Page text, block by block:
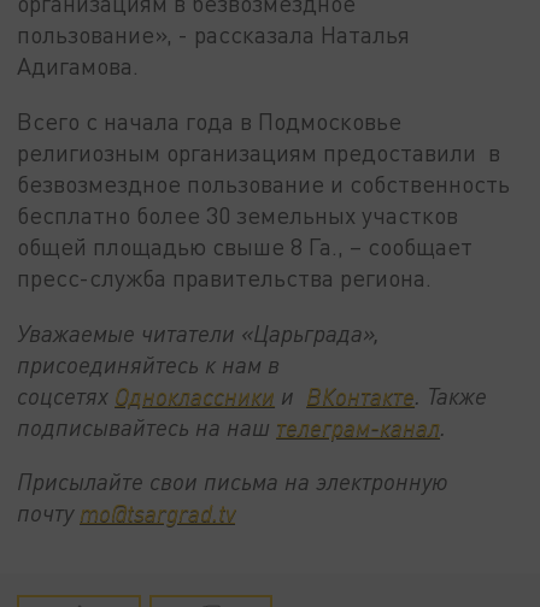
пользование», - рассказала Наталья
Адигамова.
Всего с начала года в Подмосковье
религиозным организациям предоставили в
безвозмездное пользование и собственность
бесплатно более 30 земельных участков
общей площадью свыше 8 Га., – сообщает
пресс-служба правительства региона.
Уважаемые читатели «Царьграда»,
присоединяйтесь к нам в
соцсетях Одноклассники и ВКонтакте . Также
подписывайтесь на наш телеграм-канал
Присылайте свои письма на электронную
почту mo@tsargrad.tv